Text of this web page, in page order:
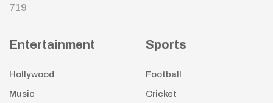
719
Entertainment
Hollywood
Music
Sports
Football
Cricket